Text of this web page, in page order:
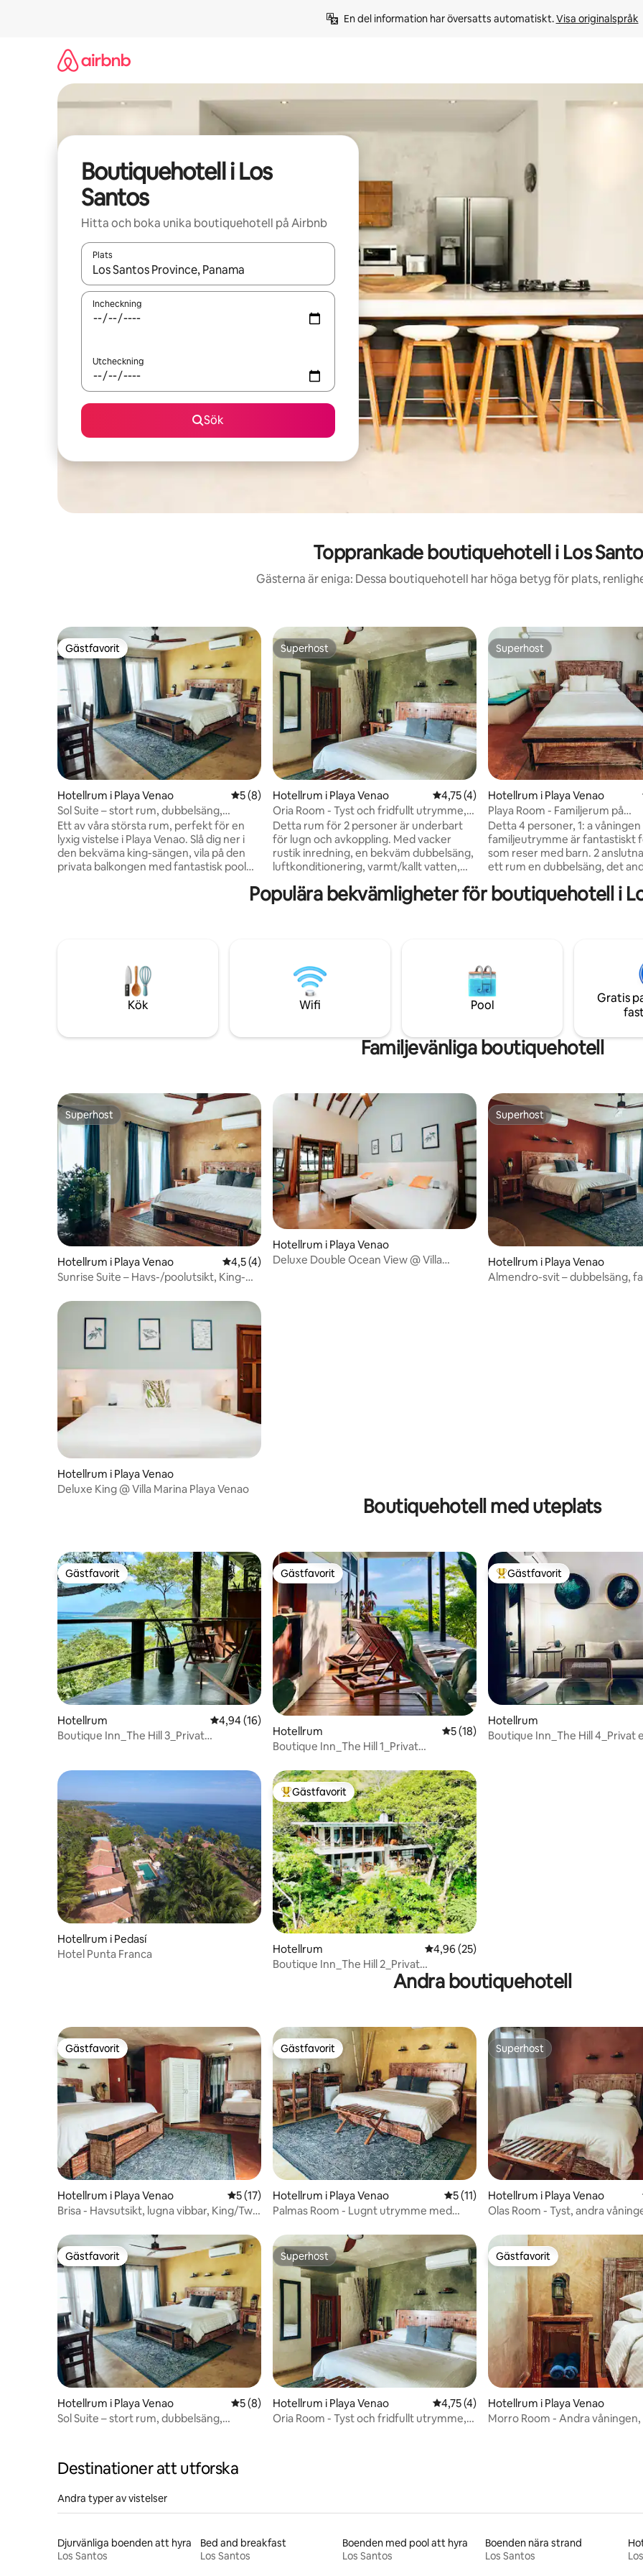
En del information har översatts automatiskt. Visa originalspråk
Boutiquehotell i Los
Santos
Hitta och boka unika boutiquehotell på Airbnb
Plats
När resultaten är tillgängliga kan du navigera med upp- och nedåtpilarna eller utforska genom att trycka eller svepa.
Incheckning
Utcheckning
Sök
Topprankade boutiquehotell i Los
Gästerna är eniga: Dessa boutiquehotell har höga betyg för plats,
Gästfavorit
Gästfavorit
Hotellrum i Playa Venao 5 av 5 i genomsnittligt betyg, 8 omdömen
5 (8)
Sol Suite – stort rum, dubbelsäng,
havsutsikt
Ett av våra största rum, perfekt för en
lyxig vistelse i Playa Venao. Slå dig ner i
den bekväma king-sängen, vila på den
privata balkongen med fantastisk pool
för barn upp till 12 år.* *En skatt på 10%
kommer att samlas in separat eftersom
Airbnb inte samlar in skatt för värdens
Superhost
Superhost
Hotellrum i Playa Venao 4,75 av 5 i genomsnittligt betyg, 4
4,75 (4)
Oria Room - Tyst och fridfullt utrymme,
dubbelsäng
Detta rum för 2 personer är underbart
för lugn och avkoppling. Med vacker
rustik inredning, en bekväm dubbelsäng,
luftkonditionering, varmt/kallt vatten,
streaminginloggning) kommer detta rum
att göra det möjligt för dig att tvätta bort
kommer att samlas in separat eftersom
Airbnb inte samlar in skatt för värdens
räkning.*
Superhost
Superhost
Hotellrum i Playa Venao
Playa Room - Familjerum på
bottenvåningen, havsutsikt
Detta 4 personer, 1: a våningen
familjeutrymme är fantastiskt
som reser med barn. 2
ett rum en dubbelsäng, det
från ditt privata, täckta
utomhusutrymme,
Kom och bo hos oss! *Ytterligare gäst,
tillgängligt för barn upp till 12 år *En skatt
på 10% samlas in separat
Airbnb inte samlar in skatt för
Populära bekvämligheter för boutiquehotell i
Kök Wifi Pool
Gratis
Familjevänliga boutiquehotell
Superhost
Superhost
Hotellrum i Playa Venao 4,5 av 5 i genomsnittligt betyg, 4 omdömen
4,5 (4)
Sunrise Suite – Havs-/poolutsikt, King-
Hotellrum i Playa Venao
Deluxe Double Ocean View @ Villa
Superhost
Superhost
Hotellrum i Playa Venao
Almendro-svit – dubbelsäng,
Hotellrum i Playa Venao
Deluxe King @ Villa Marina Playa Venao
Boutiquehotell med uteplats
Gästfavorit
Gästfavorit
Hotellrum 4,94 av 5 i genomsnittligt betyg, 16 omdömen
4,94 (16)
Boutique Inn_The Hill 3_Privat
Gästfavorit
Gästfavorit
Hotellrum 5 av 5 i genomsnittligt betyg, 18
5 (18)
Boutique Inn_The Hill 1_Privat
Populär gästfavorit
Gästfavorit
Hotellrum
Boutique Inn_The Hill 4_Privat
Hotellrum i Pedasí
Hotel Punta Franca
Populär gästfavorit
Gästfavorit
Hotellrum 4,96 av 5 i genomsnittligt betyg, 25
4,96 (25)
Boutique Inn_The Hill 2_Privat
Andra boutiquehotell
Gästfavorit
Gästfavorit
Hotellrum i Playa Venao 5 av 5 i genomsnittligt betyg, 17 omdömen
5 (17)
Brisa - Havsutsikt, lugna vibbar, King/Twin
Gästfavorit
Gästfavorit
Hotellrum i Playa Venao 5 av 5 i genomsnittligt betyg, 11
5 (11)
Palmas Room - Lugnt utrymme med
Superhost
Superhost
Hotellrum i Playa Venao
Olas Room - Tyst, andra
Gästfavorit
Gästfavorit
Hotellrum i Playa Venao 5 av 5 i genomsnittligt betyg, 8 omdömen
5 (8)
Sol Suite – stort rum, dubbelsäng,
Superhost
Superhost
Hotellrum i Playa Venao 4,75 av 5 i genomsnittligt betyg, 4
4,75 (4)
Oria Room - Tyst och fridfullt utrymme,
Gästfavorit
Gästfavorit
Hotellrum i Playa Venao
Morro Room - Andra
Destinationer att utforska
Andra typer av vistelser
Djurvänliga boenden att hyra
Los Santos
Bed and breakfast
Los Santos
Boenden med pool att hyra
Los Santos
Boenden nära strand
Los Santos